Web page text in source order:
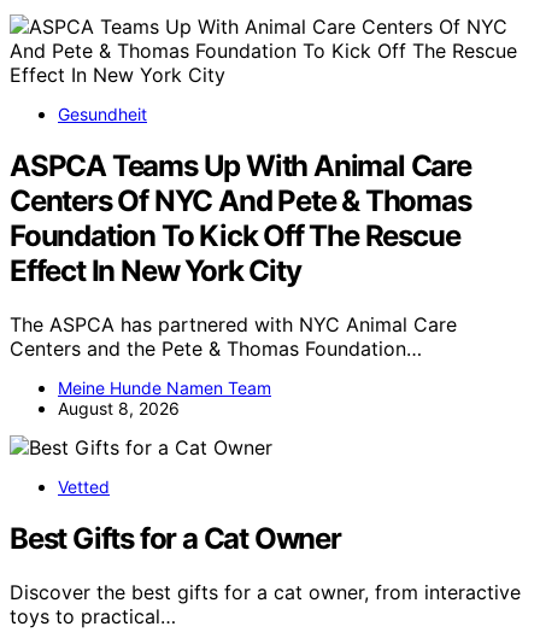
Gesundheit
ASPCA Teams Up With Animal Care
Centers Of NYC And Pete & Thomas
Foundation To Kick Off The Rescue
Effect In New York City
The ASPCA has partnered with NYC Animal Care
Centers and the Pete & Thomas Foundation…
Meine Hunde Namen Team
August 8, 2026
Vetted
Best Gifts for a Cat Owner
Discover the best gifts for a cat owner, from interactive
toys to practical…